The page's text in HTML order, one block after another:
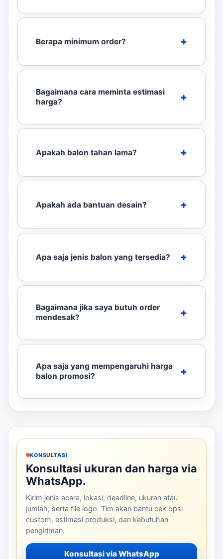
Berapa minimum order?
Bagaimana cara meminta estimasi
harga?
Apakah balon tahan lama?
Apakah ada bantuan desain?
Apa saja jenis balon yang tersedia?
Bagaimana jika saya butuh order
mendesak?
Apa saja yang mempengaruhi harga
balon promosi?
KONSULTASI
Konsultasi ukuran dan harga via
WhatsApp.
Kirim jenis acara, lokasi, deadline, ukuran atau
jumlah, serta file logo. Tim akan bantu cek opsi
custom, estimasi produksi, dan kebutuhan
pengiriman.
Konsultasi via WhatsApp